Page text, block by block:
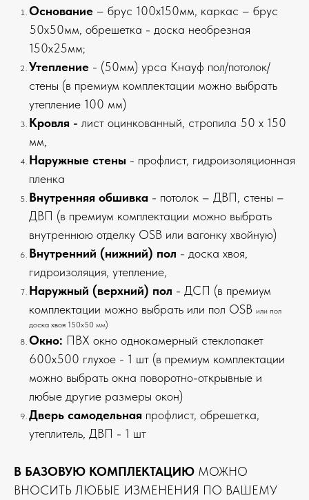
Основание – брус 100х150мм, каркас – брус
50х50мм, обрешетка - доска необрезная
150х25мм;
Утепление - (50мм) урса Кнауф пол/потолок/
стены (в премиум комплектации можно выбрать
утепление 100 мм)
Кровля - лист оцинкованный, стропила 50 х 150
мм,
Наружные стены - профлист, гидроизоляционная
пленка
Внутренняя обшивка - потолок – ДВП, стены –
ДВП (в премиум комплектации можно выбрать
внутреннюю отделку OSB или вагонку хвойную)
Внутренний (нижний) пол - доска хвоя,
гидроизоляция, утепление,
Наружный (верхний) пол - ДСП (в премиум
комплектации можно выбрать или пол OSB или пол
доска хвоя 150х50 мм)
Окно: ПВХ окно однокамерный стеклопакет
600х500 глухое - 1 шт (в премиум комплектации
можно выбрать окна поворотно-открывные и
любые другие размеры окон)
Дверь самодельная профлист, обрешетка,
утеплитель, ДВП - 1 шт
В БАЗОВУЮ КОМПЛЕКТАЦИЮ МОЖНО
ВНОСИТЬ ЛЮБЫЕ ИЗМЕНЕНИЯ ПО ВАШЕМУ